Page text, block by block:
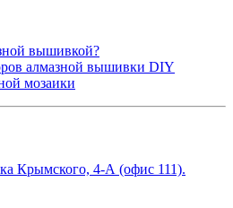
вышивкой?
алмазной вышивки DIY
мозаики
Крымского, 4-А (офис 111).